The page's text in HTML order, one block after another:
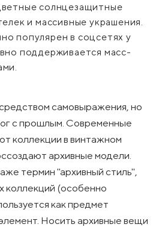
солнцезащитные
и массивные украшения.
популярен в соцсетях у
поддерживается масс-
самовыражения, но
с прошлым. Современные
коллекции в винтажном
архивные модели.
термин "архивный стиль",
коллекций (особенно
как предмет
Носить архивные вещи